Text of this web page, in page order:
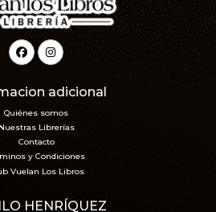
adicional
Quiénes somos
Nuestras Librerías
Contacto
y Condiciones
Vuelan Los Libros
HENRÍQUEZ